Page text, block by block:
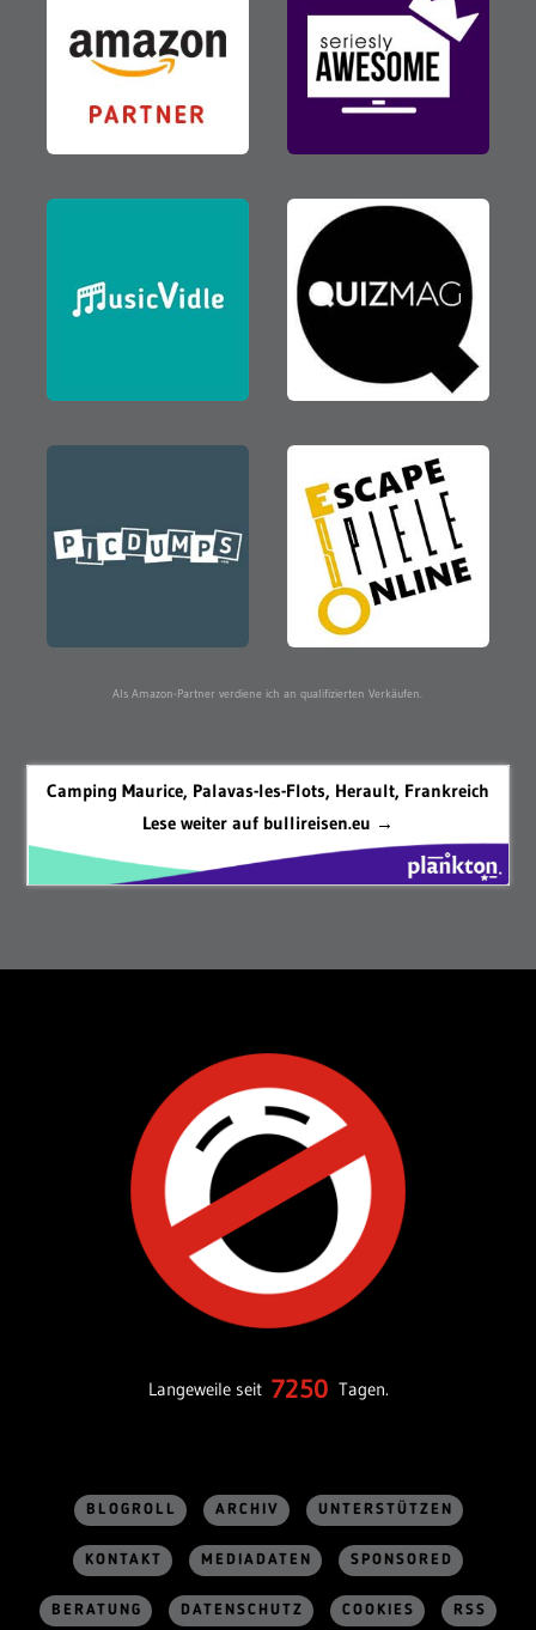
Als Amazon-Partner verdiene ich an qualifizierten Verkäufen.
Camping Maurice, Palavas-les-Flots, Herault, Frankreich
Lese weiter auf bullireisen.eu →
Langeweile seit 7250 Tagen.
BLOGROLL ARCHIV UNTERSTÜTZEN
KONTAKT MEDIADATEN SPONSORED
BERATUNG DATENSCHUTZ COOKIES RSS